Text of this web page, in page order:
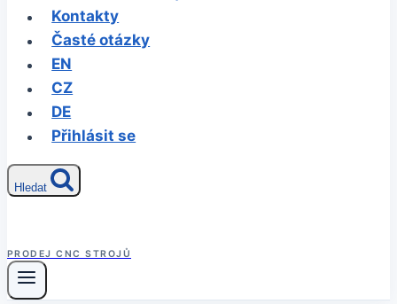
Kontakty
Časté otázky
EN
CZ
DE
Přihlásit se
Hledat
PRODEJ CNC STROJŮ